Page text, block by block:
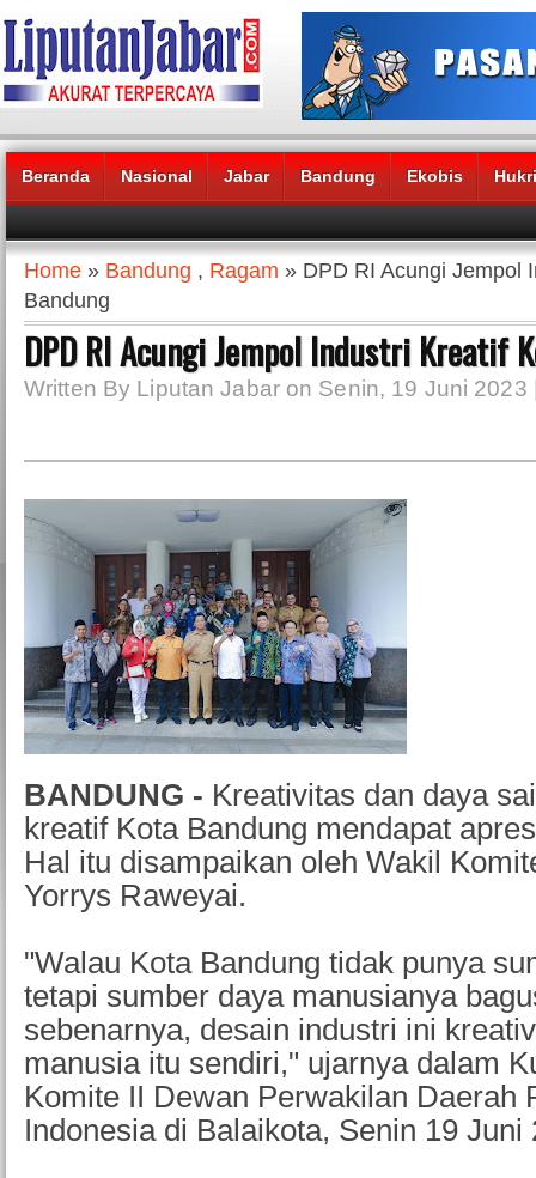
Beranda Nasional Jabar Bandung Ekobis
Headlines News :
Home » Bandung , Ragam » DPD RI Acungi Jempol
Bandung
DPD RI Acungi Jempol Industri Kreatif
Written By Liputan Jabar on Senin, 19 Juni
BANDUNG - Kreativitas dan daya
kreatif Kota Bandung mendapat
Hal itu disampaikan oleh Wakil
Yorrys Raweyai.
"Walau Kota Bandung tidak punya
tetapi sumber daya manusianya
sebenarnya, desain industri ini
manusia itu sendiri," ujarnya dalam
Komite II Dewan Perwakilan Daerah
Indonesia di Balaikota, Senin 19 Juni